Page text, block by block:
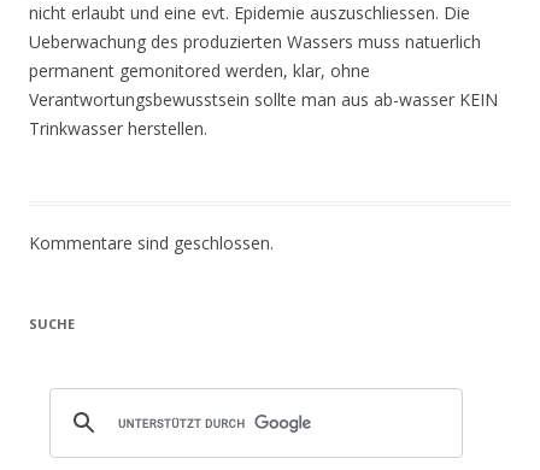
nicht erlaubt und eine evt. Epidemie auszuschliessen. Die
Ueberwachung des produzierten Wassers muss natuerlich
permanent gemonitored werden, klar, ohne
Verantwortungsbewusstsein sollte man aus ab-wasser KEIN
Trinkwasser herstellen.
Kommentare sind geschlossen.
SUCHE